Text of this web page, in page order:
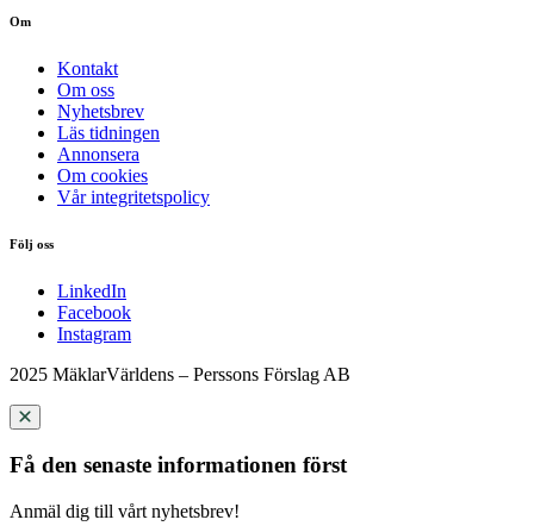
Om
Kontakt
Om oss
Nyhetsbrev
Läs tidningen
Annonsera
Om cookies
Vår integritetspolicy
Följ oss
LinkedIn
Facebook
Instagram
2025 MäklarVärldens – Perssons Förslag AB
Få den senaste informationen först
Anmäl dig till vårt nyhetsbrev!